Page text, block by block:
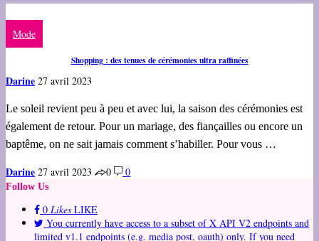
Mode
Shopping : des tenues de cérémonies ultra raffinées
Darine 27 avril 2023
Le soleil revient peu à peu et avec lui, la saison des cérémonies est
également de retour. Pour un mariage, des fiançailles ou encore un
baptême, on ne sait jamais comment s’habiller. Pour vous …
Darine 27 avril 2023 0 0
Follow Us
0 Likes LIKE
You currently have access to a subset of X API V2 endpoints and
limited v1.1 endpoints (e.g. media post, oauth) only. If you need